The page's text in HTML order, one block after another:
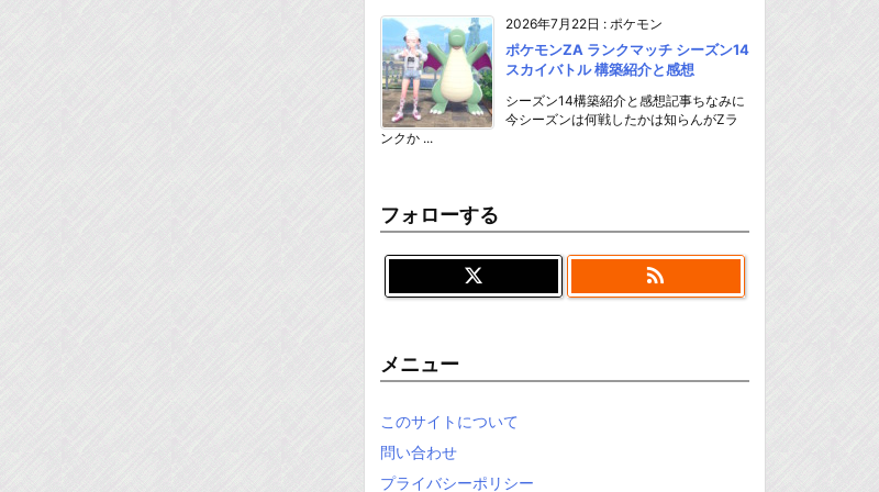
2026年7月22日 : ポケモン
ポケモンZA ランクマッチ シーズン14
スカイバトル 構築紹介と感想
シーズン14構築紹介と感想記事ちなみに
今シーズンは何戦したかは知らんがZラ
ンクか ...
フォローする

メニュー
このサイトについて
問い合わせ
プライバシーポリシー